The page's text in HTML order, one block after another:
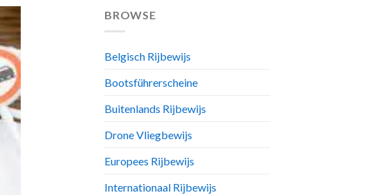
BROWSE
Belgisch Rijbewijs
Bootsführerscheine
Buitenlands Rijbewijs
Drone Vliegbewijs
Europees Rijbewijs
Internationaal Rijbewijs